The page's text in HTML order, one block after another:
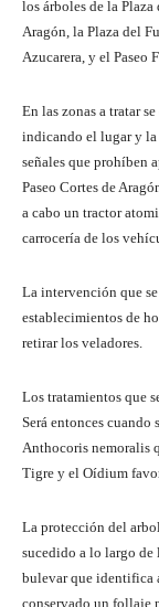
los árboles de la
Aragón, la Plaza del
Azucarera, y el Paseo
En las zonas a tratar
indicando el lugar y la
señales que prohíben
Paseo Cortes de
a cabo un tractor
carrocería de los
La intervención que
establecimientos de
retirar los veladores.
Los tratamientos que
Será entonces cuando
Anthocoris nemoralis
Tigre y el Oídium
La protección del
sucedido a lo largo de
bulevar que identifica
conservado un follaje